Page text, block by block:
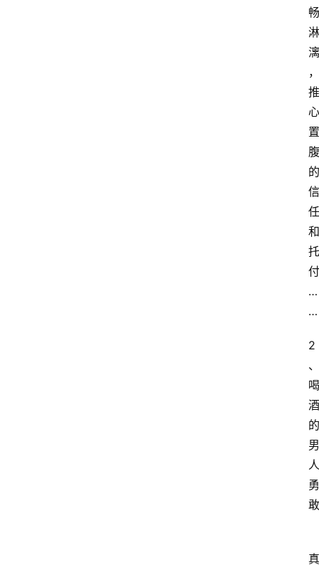
畅
淋
漓
，
推
心
置
腹
的
信
任
和
托
付
…
…
2
、
喝
酒
的
男
人
勇
敢
真